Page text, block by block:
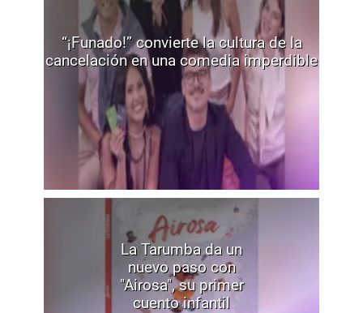
“¡Funado!” convierte la cultura de la
cancelación en una comedia imperdible
La Tarumba da un
nuevo paso con
"Airosa", su primer
cuento infantil